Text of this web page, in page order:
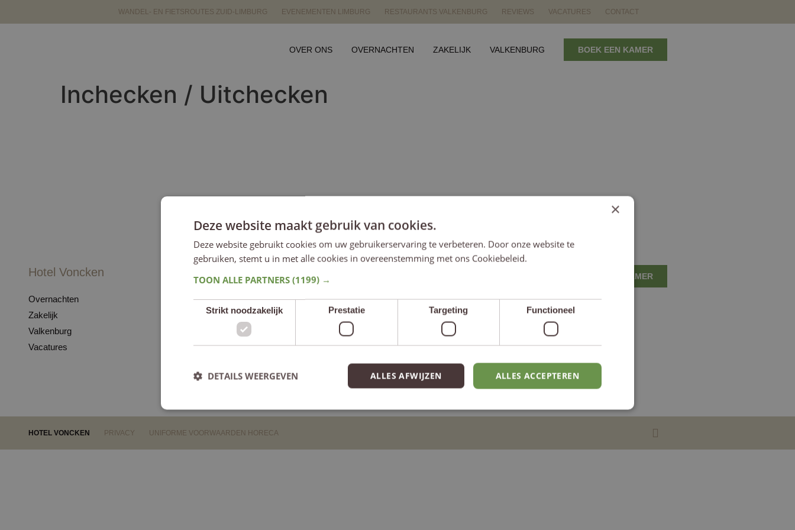
WANDEL- EN FIETSROUTES ZUID-LIMBURG EVENEMENTEN LIMBURG RESTAURANTS VALKENBURG REVIEWS VACATURES CONTACT
OVER ONS OVERNACHTEN ZAKELIJK VALKENBURG BOEK EEN KAMER
Inchecken / Uitchecken
Hotel Voncken
Overnachten
Zakelijk
Valkenburg
Vacatures
Online boeken
Reviews
Parkeren
Hotel Voncken
Walramplein 1
6301 DC Valkenburg aan de Geul
info@hotelvoncken.nl
BOEK EEN KAMER
HOTEL VONCKEN PRIVACY UNIFORME VOORWAARDEN HORECA
×
Deze website maakt gebruik van cookies.
Deze website gebruikt cookies om uw gebruikerservaring te verbeteren. Door onze website te
gebruiken, stemt u in met alle cookies in overeenstemming met ons Cookiebeleid.
TOON ALLE PARTNERS (1199) →
Strikt noodzakelijk Prestatie Targeting Functioneel
ALLES ACCEPTEREN
ALLES AFWIJZEN
DETAILS WEERGEVEN